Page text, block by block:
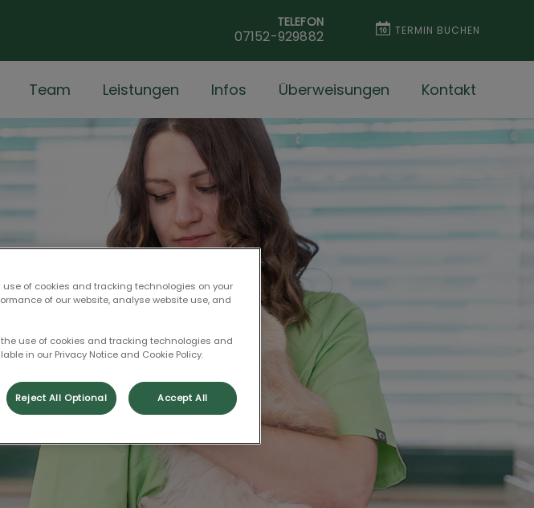
TELEFON
07152-929882 TERMIN BUCHEN
Team Leistungen Infos Überweisungen Kontakt
use of cookies and tracking technologies on your
of our website, analyse website use, and
the use of cookies and tracking technologies and
in our Privacy Notice and Cookie Policy.
Reject All Optional Accept All